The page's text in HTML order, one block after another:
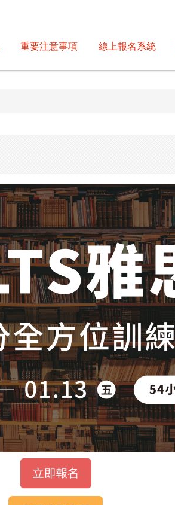
重要注意事項 線上報名系統